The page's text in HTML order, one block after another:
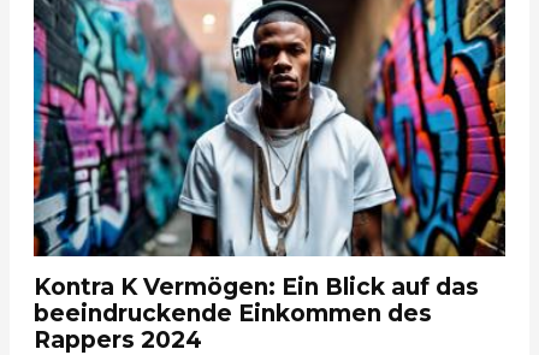
Kontra K Vermögen: Ein Blick auf das
beeindruckende Einkommen des
Rappers 2024